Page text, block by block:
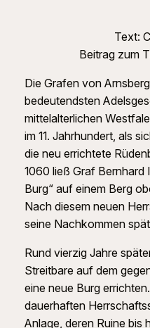
Text:
Beitrag zum
Die Grafen von
bedeutendsten
mittelalterlichen
im 11. Jahrhundert, als
die neu errichtete
1060 ließ Graf Bernhard
Burg“ auf einem Berg
Nach diesem neuen
seine Nachkommen
Rund vierzig Jahre
Streitbare auf dem
eine neue Burg
dauerhaften
Anlage, deren Ruine bis